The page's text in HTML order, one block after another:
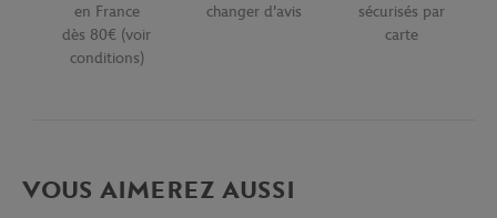
en France
dès 80€ (voir
conditions)
changer d'avis
sécurisés par
carte
VOUS AIMEREZ AUSSI